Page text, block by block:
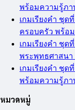
พร้อมความรู้ภา
เกมเรียงคำ ชุด
ครอบครัว พร้อ
เกมเรียงคำ ชุด
พระพุทธศาสนา
เกมเรียงคำ ชุด
พร้อมความรู้ภา
หมวดหมู่